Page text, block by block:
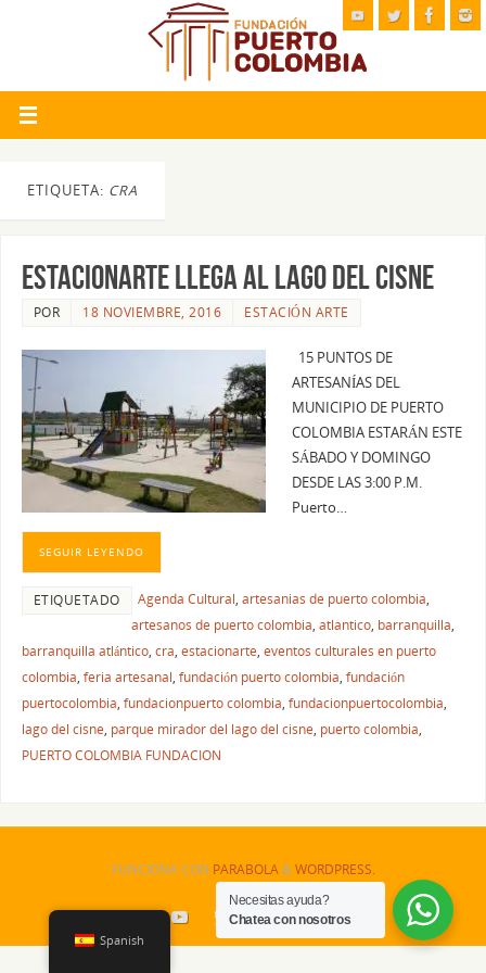
ETIQUETA: CRA
ESTACIONARTE LLEGA AL LAGO DEL CISNE
POR 18 NOVIEMBRE, 2016 ESTACIÓN ARTE
15 PUNTOS DE
ARTESANÍAS DEL
MUNICIPIO DE PUERTO
COLOMBIA ESTARÁN ESTE
SÁBADO Y DOMINGO
DESDE LAS 3:00 P.M.
Puerto…
SEGUIR LEYENDO
ETIQUETADO Agenda Cultural, artesanias de puerto colombia,
artesanos de puerto colombia, atlantico, barranquilla,
barranquilla atlántico, cra, estacionarte, eventos culturales en puerto
colombia, feria artesanal, fundación puerto colombia, fundación
puertocolombia, fundacionpuerto colombia, fundacionpuertocolombia,
lago del cisne, parque mirador del lago del cisne, puerto colombia,
PUERTO COLOMBIA FUNDACION
FUNCIONA CON PARABOLA&WORDPRESS.
Spanish
Necesitas ayuda?
Chatea con nosotros